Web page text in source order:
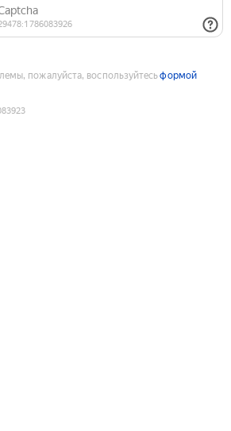
пожалуйста, воспользуйтесьформой